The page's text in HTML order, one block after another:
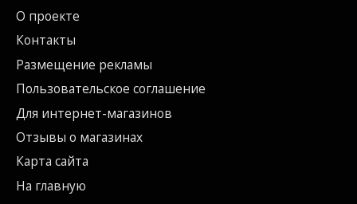
О проекте
Контакты
Размещение рекламы
Пользовательское соглашение
Для интернет-магазинов
Отзывы о магазинах
Карта сайта
На главную